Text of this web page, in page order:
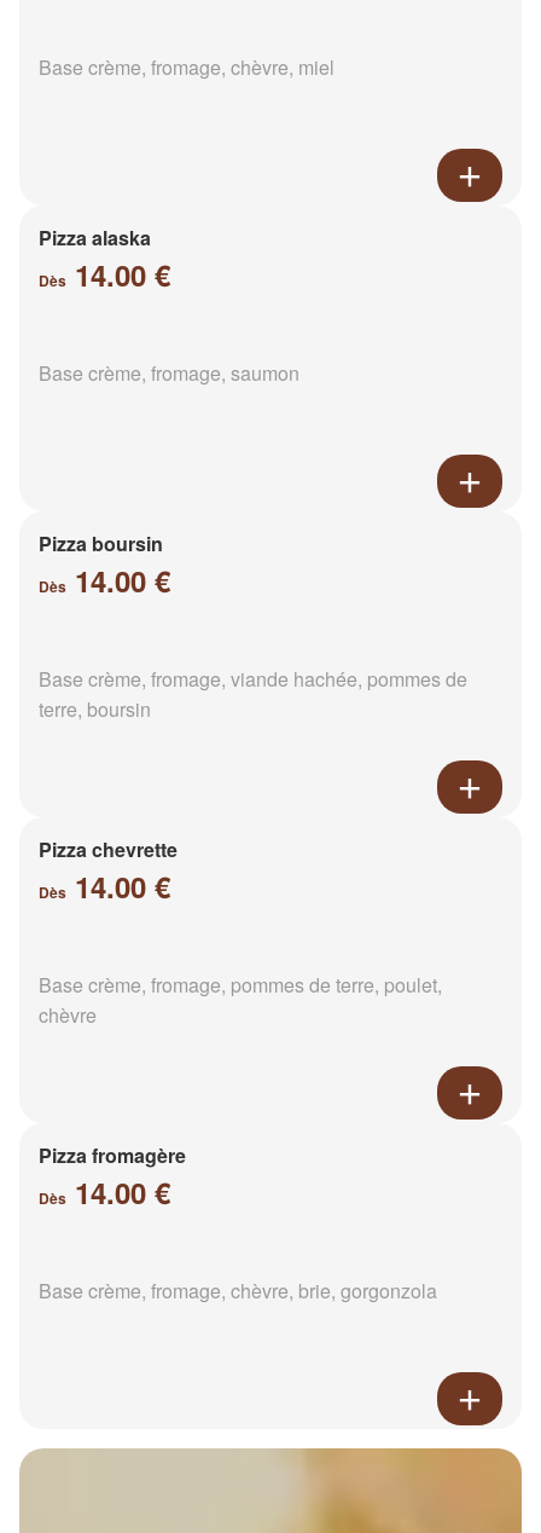
Base crème, fromage, chèvre, miel
Pizza alaska
Dès 14.00 €
Base crème, fromage, saumon
Pizza boursin
Dès 14.00 €
Base crème, fromage, viande hachée, pommes de
terre, boursin
Pizza chevrette
Dès 14.00 €
Base crème, fromage, pommes de terre, poulet,
chèvre
Pizza fromagère
Dès 14.00 €
Base crème, fromage, chèvre, brie, gorgonzola